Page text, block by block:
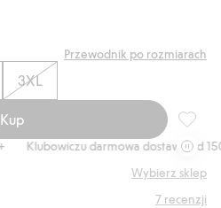
Przewodnik po rozmiarach
3XL
Kup
Klubowiczu darmowa dostawa od 150 zł
Wybierz sklep
7 recenzji